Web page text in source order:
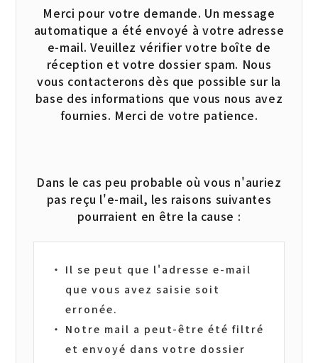
Merci pour votre demande. Un message
automatique a été envoyé à votre adresse
e-mail. Veuillez vérifier votre boîte de
réception et votre dossier spam. Nous
vous contacterons dès que possible sur la
base des informations que vous nous avez
fournies. Merci de votre patience.
Dans le cas peu probable où vous n'auriez
pas reçu l'e-mail, les raisons suivantes
pourraient en être la cause :
Il se peut que l'adresse e-mail
que vous avez saisie soit
erronée.
Notre mail a peut-être été filtré
et envoyé dans votre dossier